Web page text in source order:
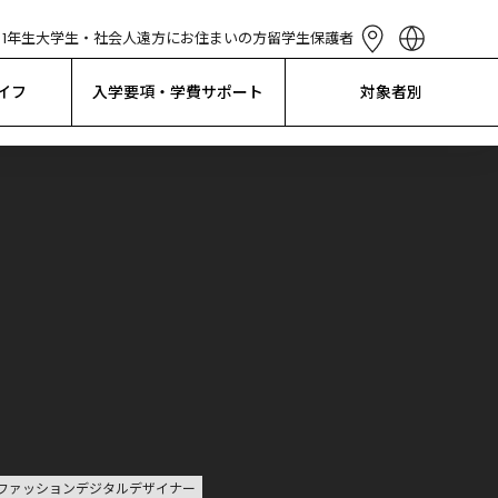
年生大学生・社会人遠方にお住まいの方留学生保護者
简体中文
フ 入学要項・学費サポート 対象者別
ァッションデジタルデザイナー